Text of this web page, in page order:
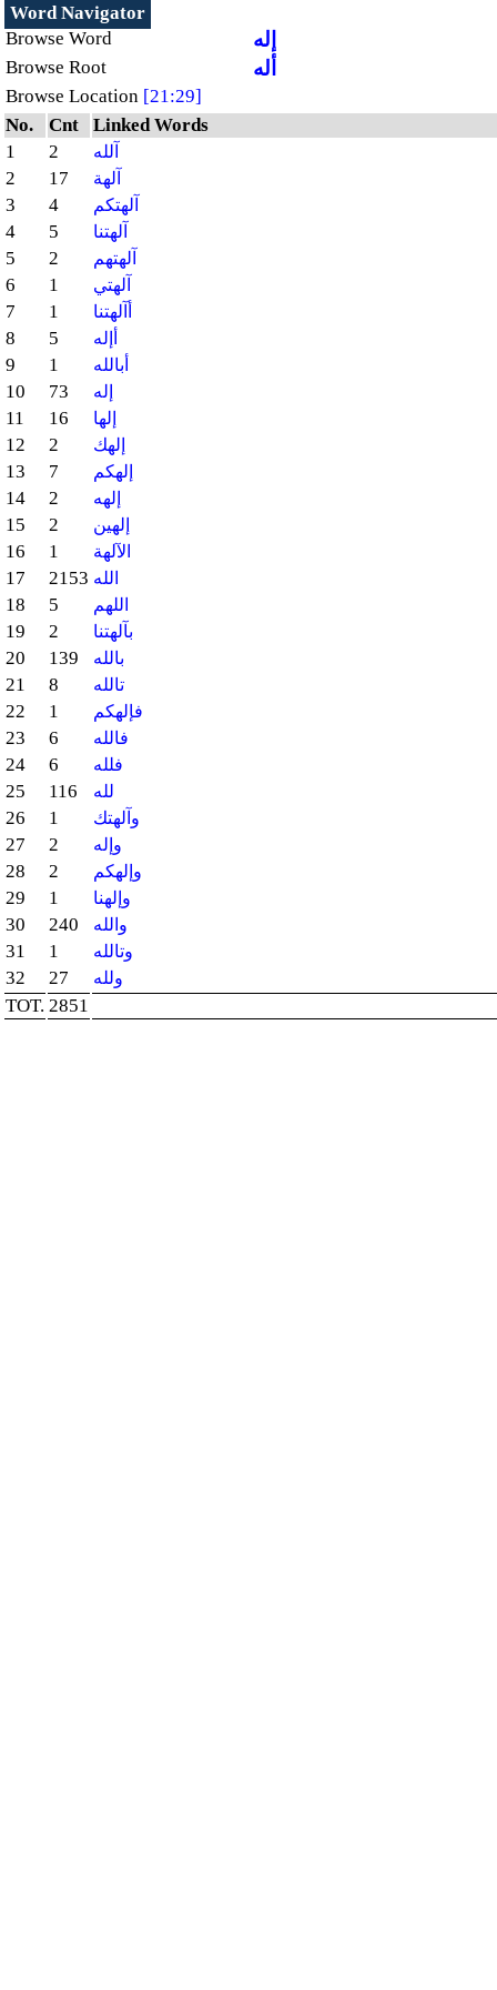
Word Navigator
Browse Word
إله
Browse Root أله
Browse Location [21:29]
No.
Cnt
Linked Words
1
2 آلله
2 17 آلهة
3 4 آلهتكم
4 5 آلهتنا
5 2 آلهتهم
6 1 آلهتي
7 1 أآلهتنا
8 5 أإله
9 1 أبالله
10 73 إله
11 16 إلها
12 2 إلهك
13 7 إلهكم
14 2 إلهه
15 2 إلهين
16 1 الآلهة
17 2153 الله
18 5 اللهم
19 2 بآلهتنا
20 139 بالله
21 8 تالله
22 1 فإلهكم
23 6 فالله
24 6 فلله
25 116 لله
26 1 وآلهتك
27 2 وإله
28 2 وإلهكم
29 1 وإلهنا
30 240 والله
31 1 وتالله
32 27 ولله
TOT. 2851